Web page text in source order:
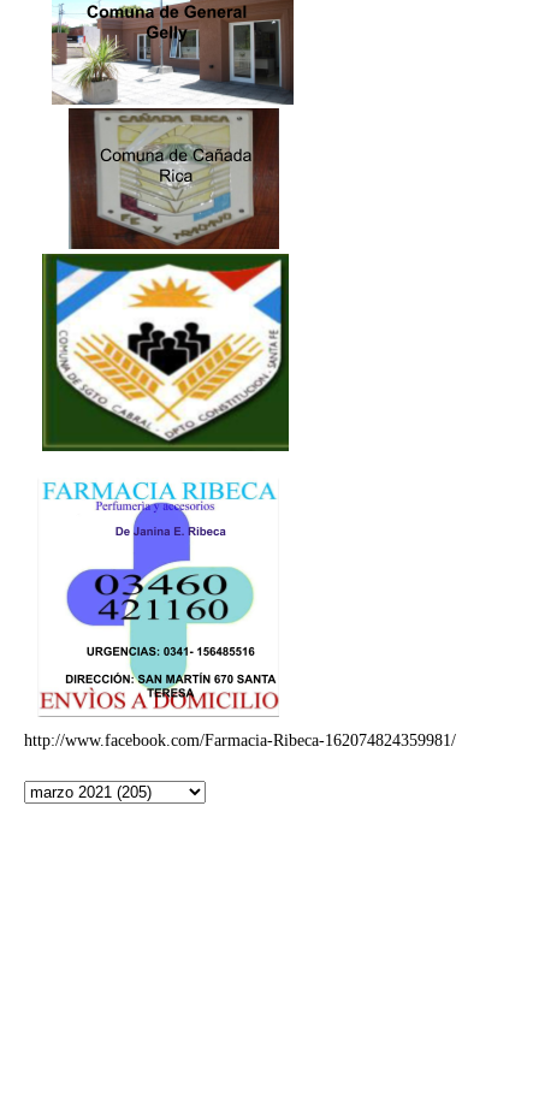
http://www.facebook.com/Farmacia-Ribeca-162074824359981/